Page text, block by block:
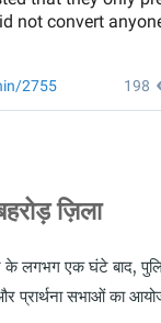
ज़िला
के लगभग एक घंटे बाद,
प्रार्थना सभाओं का